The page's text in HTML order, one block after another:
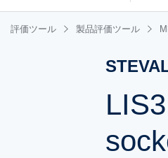
評価ツール 製品評価ツール